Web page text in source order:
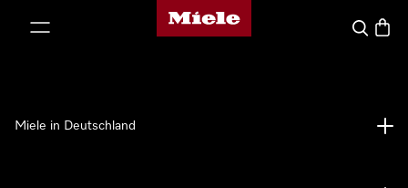
Miele-Homepage
Suche
Miele in Deutschland